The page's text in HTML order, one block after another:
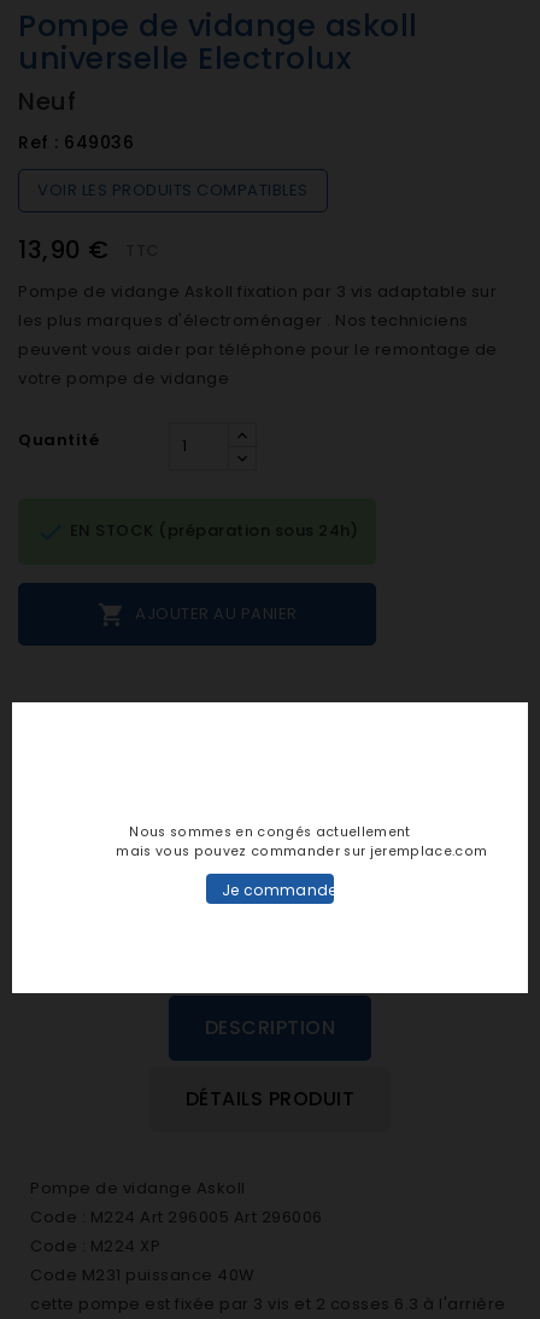
Pompe de vidange askoll
universelle Electrolux
Neuf
Ref : 649036
VOIR LES PRODUITS COMPATIBLES
13,90 €
Pompe de vidange Askoll fixation par 3 vis adaptable sur
les plus marques d'électroménager . Nos techniciens
peuvent vous aider par téléphone pour le remontage de
votre pompe de vidange
Quantité
 AJOUTER AU PANIER
EN STOCK (préparation sous 24h)
Voir répartition
EVALUEZ-LE
DESCRIPTION
DÉTAILS PRODUIT
Pompe de vidange Askoll
Code : M224 Art 296005 Art 296006
Code : M224 XP
Code M231 puissance 40W
cette pompe est fixée par 3 vis et 2 cosses 6.3 à l'arrière
Nous sommes en congés actuellement
mais vous pouvez commander sur jeremplace.com
Je commande